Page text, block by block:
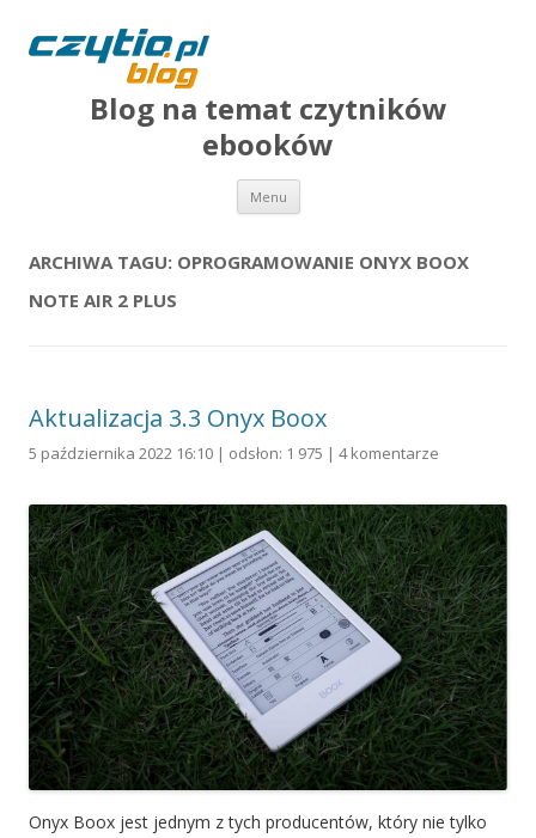
Blog na temat czytników
ebooków
Menu Przejdź do treści
ARCHIWA TAGU: OPROGRAMOWANIE ONYX BOOX
NOTE AIR 2 PLUS
Aktualizacja 3.3 Onyx Boox
5 października 2022 16:10 | odsłon: 1 975 | 4 komentarze
Onyx Boox jest jednym z tych producentów, który nie tylko